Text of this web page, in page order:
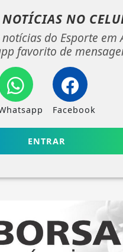
NOTÍCIAS NO
notícias do Esporte em
favorito de
Facebook
ENTRAR